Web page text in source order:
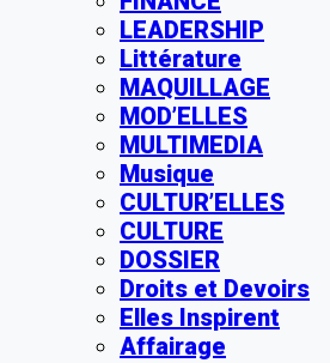
LEADERSHIP
Littérature
MAQUILLAGE
MOD’ELLES
MULTIMEDIA
Musique
CULTUR’ELLES
CULTURE
DOSSIER
Droits et Devoirs
Elles Inspirent
Affairage